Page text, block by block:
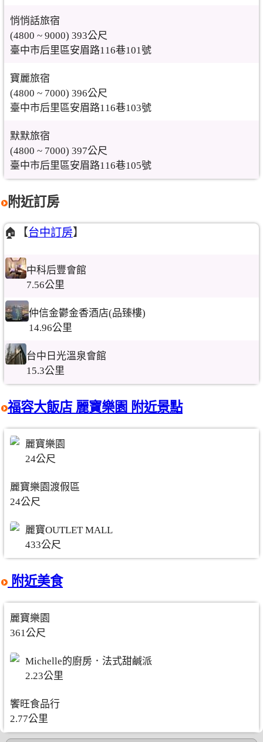
悄悄話旅宿
(4800 ~ 9000) 393公尺
臺中市后里區安眉路116巷101號
寶麗旅宿
(4800 ~ 7000) 396公尺
臺中市后里區安眉路116巷103號
默默旅宿
(4800 ~ 7000) 397公尺
臺中市后里區安眉路116巷105號
附近訂房
🏠【台中訂房】
中科后豐會館
7.56公里
仲信金鬱金香酒店(品臻樓)
14.96公里
台中日光溫泉會館
15.3公里
福容大飯店 麗寶樂園 附近景點
麗寶樂園
24公尺
麗寶樂園渡假區
24公尺
麗寶OUTLET MALL
433公尺
附近美食
麗寶樂園
361公尺
Michelle的廚房．法式甜鹹派
2.23公里
饗旺食品行
2.77公里